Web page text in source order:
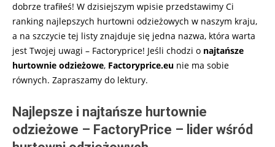
dobrze trafiłeś! W dzisiejszym wpisie przedstawimy Ci
ranking najlepszych hurtowni odzieżowych w naszym kraju,
a na szczycie tej listy znajduje się jedna nazwa, która warta
jest Twojej uwagi – Factoryprice! Jeśli chodzi o najtańsze
hurtownie odzieżowe, Factoryprice.eu nie ma sobie
równych. Zapraszamy do lektury.
Najlepsze i najtańsze hurtownie
odzieżowe – FactoryPrice – lider wśród